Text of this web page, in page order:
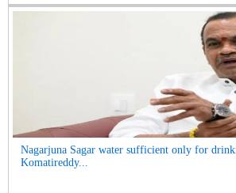
Nagarjuna Sagar water sufficient only for
Komatireddy...